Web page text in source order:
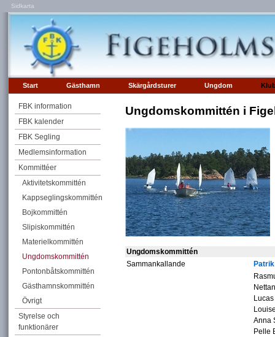
Sidkarta
Start Gästhamn Skärgårdsturer Ungdom
FBK information
FBK kalender
FBK Segling
Medlemsinformation
Kommittéer
Aktivitetskommittén
Kappseglingskommittén
Bojkommittén
Slipiskommittén
Materielkommittén
Ungdomskommittén
Pontonbåtskommittén
Gästhamnskommittén
Övrigt
Styrelse och
funktionärer
Ungdomskommittén i
Ungdomskommittén
Sammankallande
Anna
Pelle